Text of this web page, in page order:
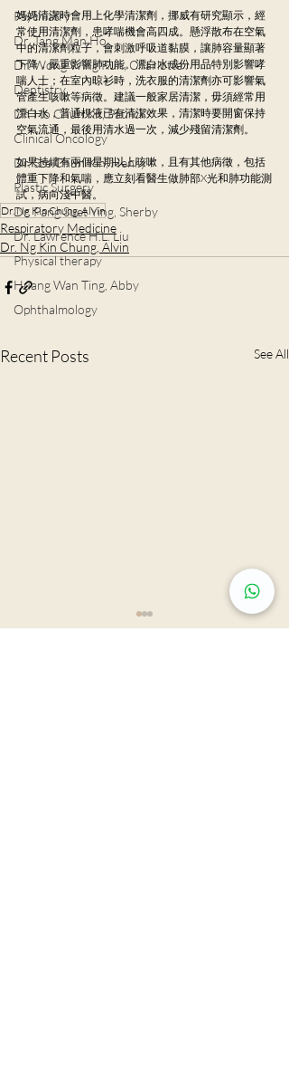
Psychiatry
Dr. Tang Man Ho
Dr. Wong Wing Kun, Charlotte
Dentistry
Dr. Ho Chun Kit, Patrick
Clinical Oncology
Dr. Sze Chun Kin, Henry
Plastic Surgery
Dr. Pang Suet Ying, Sherby
Dr. Lawrence H.L. Liu
Physical therapy
Huang Wan Ting, Abby
Ophthalmology
媽媽清潔時會用上化學清潔劑，挪威有研究顯示，經
常使用清潔劑，患哮喘機會高四成。懸浮散布在空氣
中的清潔劑粒子，會刺激呼吸道黏膜，讓肺容量顯著
下降，嚴重影響肺功能。漂白水成份用品特別影響哮
喘人士；在室內晾衫時，洗衣服的清潔劑亦可影響氣
管產生咳嗽等病徵。建議一般家居清潔，毋須經常用
漂白水，普通梘液已有清潔效果，清潔時要開窗保持
空氣流通，最後用清水過一次，減少殘留清潔劑。
如果持續有兩個星期以上咳嗽，且有其他病徵，包括
體重下降和氣喘，應立刻看醫生做肺部X光和肺功能測
試，病向淺中醫。
Dr. Ng Kin Chung, Alvin
Respiratory Medicine
Dr. Ng Kin Chung, Alvin
Recent Posts See All